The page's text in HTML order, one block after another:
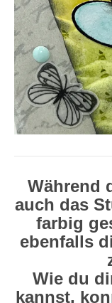
Während
auch das
farbig
ebenfalls
Wie du
kannst,